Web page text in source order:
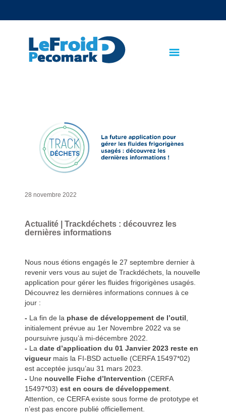
28 novembre 2022
Actualité | Trackdéchets : découvrez les
dernières informations
Nous nous étions engagés le 27 septembre dernier à
revenir vers vous au sujet de Trackdéchets, la nouvelle
application pour gérer les fluides frigorigènes usagés.
Découvrez les dernières informations connues à ce
jour :
- La fin de la phase de développement de l’outil
initialement prévue au 1er Novembre 2022 va se
poursuivre jusqu’à mi-décembre 2022.
- La date d’application du 01 Janvier 2023 reste en
vigueurmais la FI-BSD actuelle (CERFA 15497*02)
est acceptée jusqu’au 31 mars 2023.
- Une nouvelle Fiche d’Intervention (CERFA
15497*03) est en cours de développement.
Attention, ce CERFA existe sous forme de prototype et
n’est pas encore publié officiellement.